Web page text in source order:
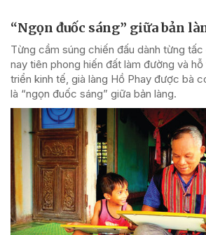
“Ngọn đuốc sáng” giữa bản
Từng cầm súng chiến đấu dành từng
nay tiên phong hiến đất làm đường và
triển kinh tế, già làng Hồ Phay được bà
là “ngọn đuốc sáng” giữa bản làng.